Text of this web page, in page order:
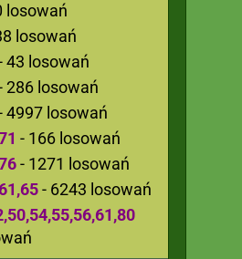
losowań
losowań
43 losowań
286 losowań
4997 losowań
- 166 losowań
- 1271 losowań
- 6243 losowań